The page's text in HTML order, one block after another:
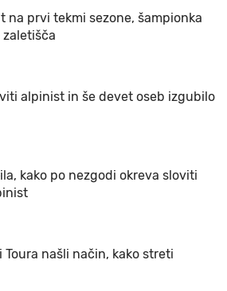
na prvi tekmi sezone, šampionka
zaletišča
alpinist in še devet oseb izgubilo
kako po nezgodi okreva sloviti
Toura našli način, kako streti